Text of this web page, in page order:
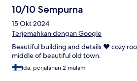
10/10 Sempurna
15 Okt 2024
Terjemahkan dengan Google
Beautiful building and details ♥️ cozy
middle of beautiful old town.
Ida, perjalanan 2 malam